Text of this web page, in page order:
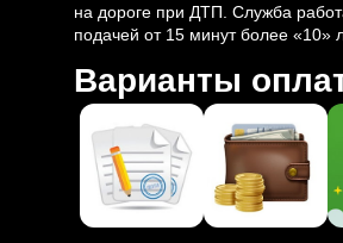
на дороге при ДТП. Служба
подачей от 15 минут более «10»
Варианты